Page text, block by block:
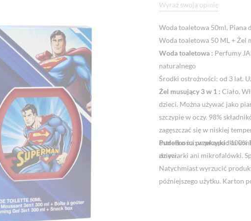
Wyraź swoją opinię
Woda toaletowa 50ml, Piana
Woda toaletowa 50 ML + Żel
Woda toaletowa : Perfumy
naturalnego
Środki ostrożności: od 3 lat.
Żel musujący 3 w 1 : Ciało,
dzieci. Można używać jako
szczypie w oczy. 98%
zagęszczać się w niskiej
ostrożności: w przypadku
dzieci.
Pudełko na przekąski :100%
zmywarki ani mikrofalówki.
Natychmiast wyrzucić
późniejszego użytku. Karton